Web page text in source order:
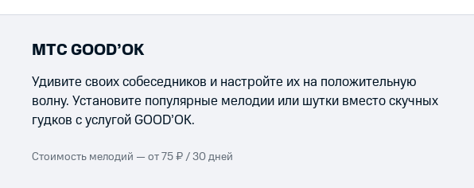
МТС GOOD’OK
Удивите своих собеседников и настройте их на положительную
волну. Установите популярные мелодии или шутки вместо скучных
гудков с услугой GOOD’OK.
Стоимость мелодий — от 75 ₽ / 30 дней